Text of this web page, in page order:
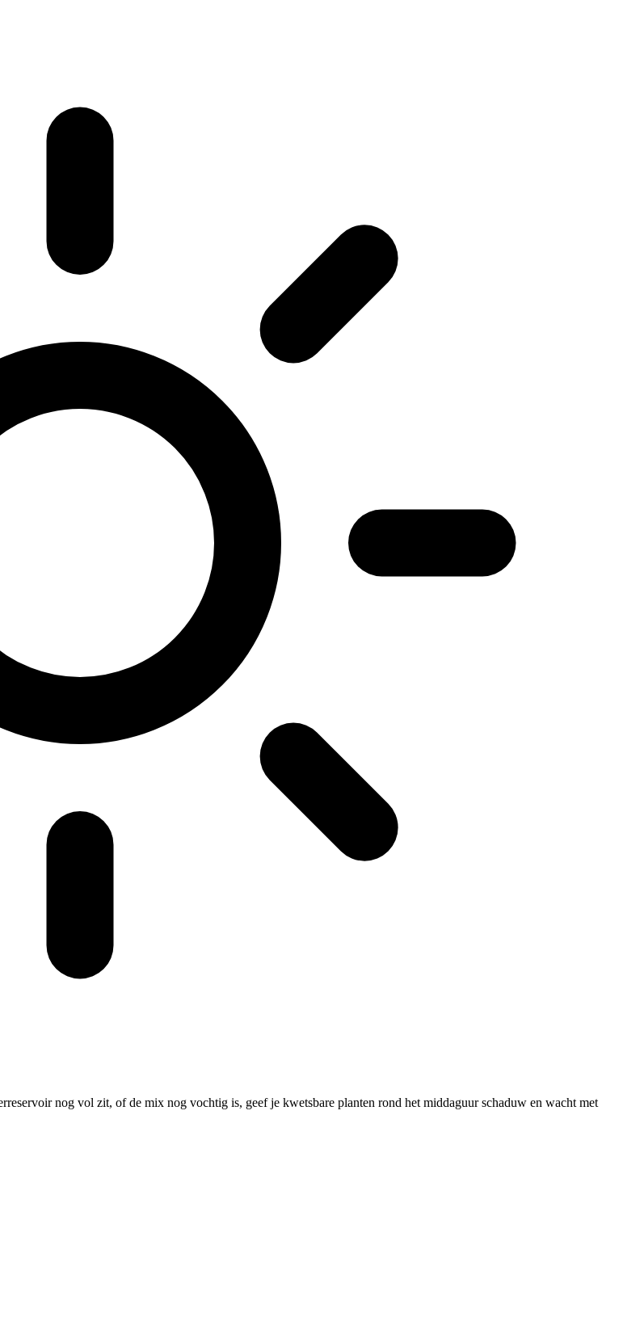
nog vol zit, of de mix nog vochtig is, geef je kwetsbare planten rond het middaguur schaduw en wacht met